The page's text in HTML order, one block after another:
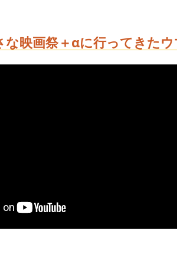
な映画祭＋αに行ってきた